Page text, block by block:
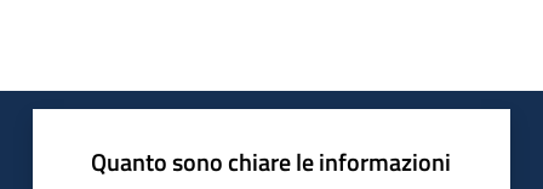
Quanto sono chiare le informazioni